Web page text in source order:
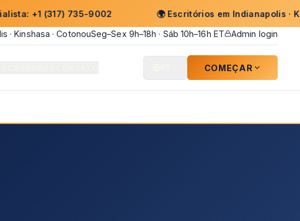
735-9002 🌍
Escritórios em Indianapolis · Kinshasa ·
· Kinshasa · CotonouSeg–Sex 9h–18h · Sáb 10h–16h ET Admin login
COMEÇAR